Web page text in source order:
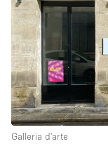
Galleria d'arte